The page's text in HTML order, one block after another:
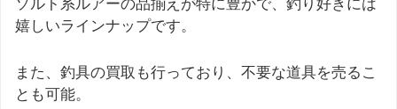
ソルト系ルアーの品揃えが特に豊かで、釣り好きには
嬉しいラインナップです。
また、釣具の買取も行っており、不要な道具を売るこ
とも可能。